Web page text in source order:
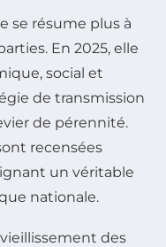
se résume plus à
En 2025, elle
social et
de transmission
de pérennité.
recensées
un véritable
nationale.
des